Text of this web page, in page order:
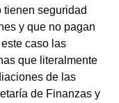
tienen seguridad
y que no pagan
caso las
que literalmente
de las
de Finanzas y